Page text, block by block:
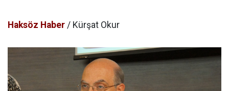
Haksöz Haber / Kürşat Okur